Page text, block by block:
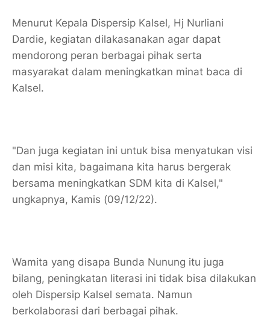
Menurut Kepala Dispersip Kalsel, Hj Nurliani
Dardie, kegiatan dilakasanakan agar dapat
mendorong peran berbagai pihak serta
masyarakat dalam meningkatkan minat baca di
Kalsel.
"Dan juga kegiatan ini untuk bisa menyatukan visi
dan misi kita, bagaimana kita harus bergerak
bersama meningkatkan SDM kita di Kalsel,"
ungkapnya, Kamis (09/12/22).
Wamita yang disapa Bunda Nunung itu juga
bilang, peningkatan literasi ini tidak bisa dilakukan
oleh Dispersip Kalsel semata. Namun
berkolaborasi dari berbagai pihak.